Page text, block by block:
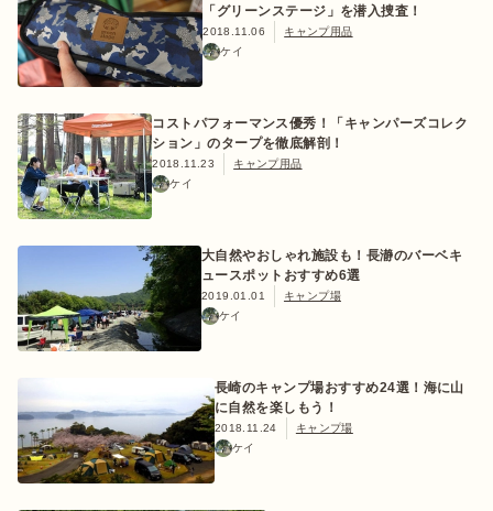
「グリーンステージ」を潜入捜査！
2018.11.06
キャンプ用品
ケイ
コストパフォーマンス優秀！「キャンパーズコレク
ション」のタープを徹底解剖！
2018.11.23
キャンプ用品
ケイ
大自然やおしゃれ施設も！長瀞のバーベキ
ュースポットおすすめ6選
2019.01.01
キャンプ場
ケイ
長崎のキャンプ場おすすめ24選！海に山
に自然を楽しもう！
2018.11.24
キャンプ場
ケイ
初めての方
ログイン/会員登録
キャンプ場
検索
レンタル
オンライン